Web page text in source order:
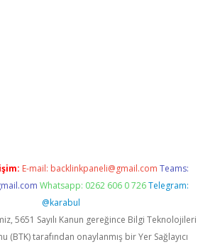
E-mail: backlinkpaneli@gmail.com Teams:
Whatsapp: 0262 606 0 726 Telegram:
@karabul
5651 Sayılı Kanun gereğince Bilgi Teknolojileri
(BTK) tarafından onaylanmış bir Yer Sağlayıcı